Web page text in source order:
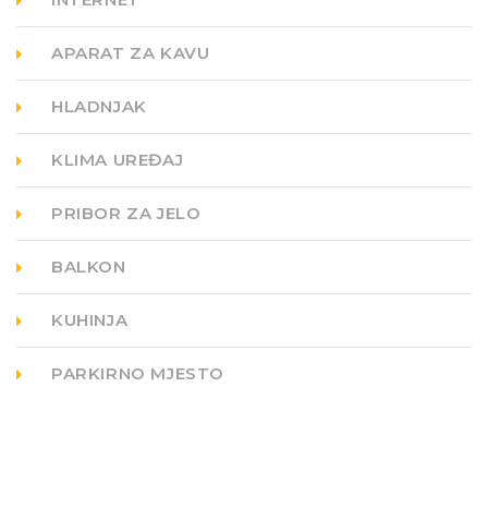
APARAT ZA KAVU
HLADNJAK
KLIMA UREĐAJ
PRIBOR ZA JELO
BALKON
KUHINJA
PARKIRNO MJESTO